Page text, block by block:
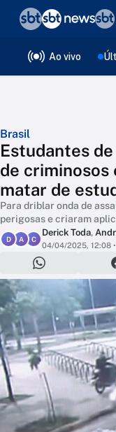
Ao vivo
Brasil
Estudantes
de criminosos
matar de
Para driblar onda de
perigosas e criaram
D A C
Derick Toda,
04/04/2025, 12:08
❮voltar